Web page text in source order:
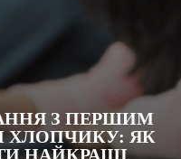
З ПЕРШИМ
ХЛОПЧИКУ: ЯК
НАЙКРАЩІ